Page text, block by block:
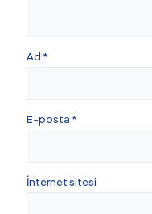
Ad *
E-posta *
İnternet sitesi